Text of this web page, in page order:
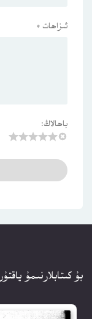
ئىزاھات *
باھالاڭ:
بۇ كىتابلارنىمۇ